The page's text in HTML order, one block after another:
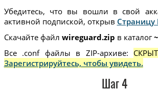
Убедитесь, что вы вошли в свой
активной подпиской, открыв Страницу
Скачайте файл wireguard.zip в каталог
Все .conf файлы в ZIP-архиве:
Зарегистрируйтесь, чтобы увидеть.
Шаг 4